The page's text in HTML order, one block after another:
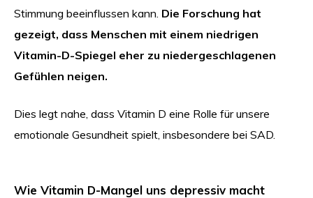
Stimmung beeinflussen kann. Die Forschung hat
gezeigt, dass Menschen mit einem niedrigen
Vitamin-D-Spiegel eher zu niedergeschlagenen
Gefühlen neigen.
Dies legt nahe, dass Vitamin D eine Rolle für unsere
emotionale Gesundheit spielt, insbesondere bei SAD.
Wie Vitamin D-Mangel uns depressiv macht